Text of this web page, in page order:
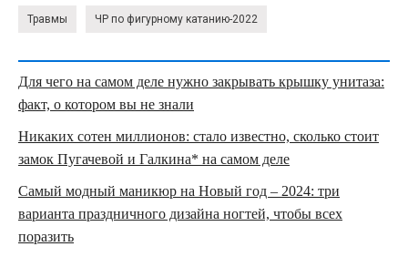
Травмы ЧР по фигурному катанию-2022
Для чего на самом деле нужно закрывать крышку унитаза:
факт, о котором вы не знали
Никаких сотен миллионов: стало известно, сколько стоит
замок Пугачевой и Галкина* на самом деле
Самый модный маникюр на Новый год – 2024: три
варианта праздничного дизайна ногтей, чтобы всех
поразить